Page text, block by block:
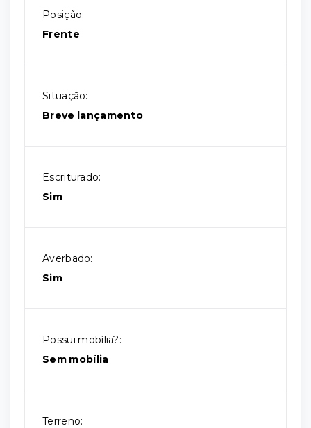
Posição:
Frente
Situação:
Breve lançamento
Escriturado:
Sim
Averbado:
Sim
Possui mobília?:
Sem mobília
Terreno: